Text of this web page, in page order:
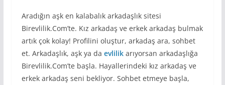
Aradığın aşk en kalabalık arkadaşlık sitesi
Birevlilik.Com’te. Kız arkadaş ve erkek arkadaş bulmak
artık çok kolay! Profilini oluştur, arkadaş ara, sohbet
et. Arkadaşlık, aşk ya da evlilik arıyorsan arkadaşlığa
Birevlilik.Com’te başla. Hayallerindeki kız arkadaş ve
erkek arkadaş seni bekliyor. Sohbet etmeye başla,